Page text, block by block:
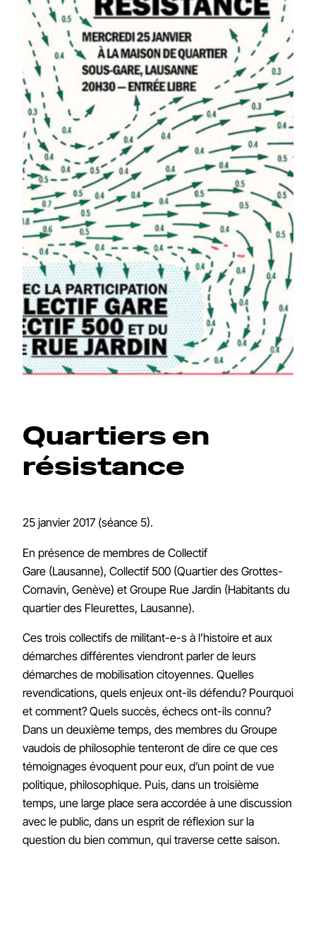
Quartiers en
résistance
25 janvier 2017 (séance 5).
En présence de membres de Collectif
Gare (Lausanne), Collectif 500 (Quartier des Grottes-
Cornavin, Genève) et Groupe Rue Jardin (Habitants du
quartier des Fleurettes, Lausanne).
Ces trois collectifs de militant-e-s à l’histoire et aux
démarches différentes viendront parler de leurs
démarches de mobilisation citoyennes. Quelles
revendications, quels enjeux ont-ils défendu? Pourquoi
et comment? Quels succès, échecs ont-ils connu?
Dans un deuxième temps, des membres du Groupe
vaudois de philosophie tenteront de dire ce que ces
témoignages évoquent pour eux, d’un point de vue
politique, philosophique. Puis, dans un troisième
temps, une large place sera accordée à une discussion
avec le public, dans un esprit de réflexion sur la
question du bien commun, qui traverse cette saison.